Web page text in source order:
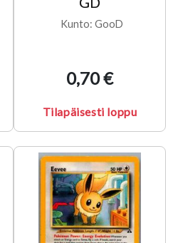
Kunto: GooD
0,70 €
Tilapäisesti loppu